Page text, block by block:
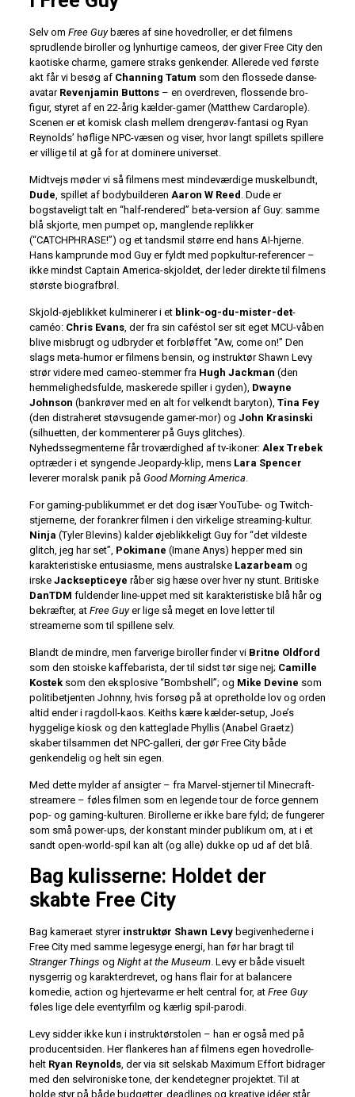
Selv om Free Guybæres af sine hovedroller, er det filmens
sprudlende biroller og lynhurtige cameos, der giver Free City den
kaotiske charme, gamere straks genkender. Allerede ved første
akt får vi besøg af Channing Tatum som den flossede danse-
avatar Revenjamin Buttons– en overdreven, flossende bro-
figur, styret af en 22-årig kælder-gamer (Matthew Cardarople).
Scenen er et komisk clash mellem drengerøv-fantasi og Ryan
Reynolds’ høflige NPC-væsen og viser, hvor langt spillets spillere
er villige til at gå for at dominere universet.
Midtvejs møder vi så filmens mest mindeværdige muskelbundt,
Dude, spillet af bodybuilderen Aaron W Reed . Dude er
bogstaveligt talt en “half-rendered” beta-version af Guy: samme
blå skjorte, men pumpet op, manglende replikker
(“CATCHPHRASE!”) og et tandsmil større end hans AI-hjerne.
Hans kamprunde mod Guy er fyldt med popkultur-referencer –
ikke mindst Captain America-skjoldet, der leder direkte til filmens
største biografbrøl.
Skjold-øjeblikket kulminerer i et blink-og-du-mister-det-
caméo: Chris Evans, der fra sin caféstol ser sit eget MCU-våben
blive misbrugt og udbryder et forbløffet “Aw, come on!” Den
slags meta-humor er filmens bensin, og instruktør Shawn Levy
strør videre med cameo-stemmer fra Hugh Jackman (den
hemmelighedsfulde, maskerede spiller i gyden), Dwayne
Johnson (bankrøver med en alt for velkendt baryton), Tina Fey
(den distraheret støvsugende gamer-mor) og John Krasinski
(silhuetten, der kommenterer på Guys glitches).
Nyhedssegmenterne får troværdighed af tv-ikoner: Alex Trebek
optræder i et syngende Jeopardy-klip, mens Lara Spencer
leverer moralsk panik på Good Morning America.
For gaming-publikummet er det dog især YouTube- og Twitch-
stjernerne, der forankrer filmen i den virkelige streaming-kultur.
Ninja (Tyler Blevins) kalder øjeblikkeligt Guy for “det vildeste
glitch, jeg har set”, Pokimane (Imane Anys) hepper med sin
karakteristiske entusiasme, mens australske Lazarbeam og
irske Jacksepticeye råber sig hæse over hver ny stunt. Britiske
DanTDM fuldender line-uppet med sit karakteristiske blå hår og
bekræfter, at Free Guyer lige så meget en love letter til
streamerne som til spillene selv.
Blandt de mindre, men farverige biroller finder vi Britne Oldford
som den stoiske kaffebarista, der til sidst tør sige nej; Camille
Kosteksom den eksplosive “Bombshell”; og Mike Devine som
politi­betjenten Johnny, hvis forsøg på at opretholde lov og orden
altid ender i ragdoll-kaos. Keiths kære kælder-setup, Joe’s
hyggelige kiosk og den katteglade Phyllis (Anabel Graetz)
skaber tilsammen det NPC-galleri, der gør Free City både
genkendelig og helt sin egen.
Med dette mylder af ansigter – fra Marvel-stjerner til Minecraft-
streamere – føles filmen som en legende tour de force gennem
pop- og gaming-kulturen. Birollerne er ikke bare fyld; de fungerer
som små power-ups, der konstant minder publikum om, at i et
sandt open-world-spil kan alt (og alle) dukke op ud af det blå.
Bag kulisserne: Holdet der
skabte Free City
Bag kameraet styrer instruktør Shawn Levybegivenhederne i
Free City med samme legesyge energi, han før har bragt til
Stranger Things og Night at the Museum. Levy er både visuelt
nysgerrig og karakterdrevet, og hans flair for at balancere
komedie, action og hjertevarme er helt central for, at Free Guy
føles lige dele eventyrfilm og kærlig spil-parodi.
Levy sidder ikke kun i instruktørstolen – han er også med på
producentsiden. Her flankeres han af filmens egen hovedrolle-
helt Ryan Reynolds, der via sit selskab Maximum Effort bidrager
med den selvironiske tone, der kendetegner projektet. Til at
holde styr på både budgetter, deadlines og kreative idéer står